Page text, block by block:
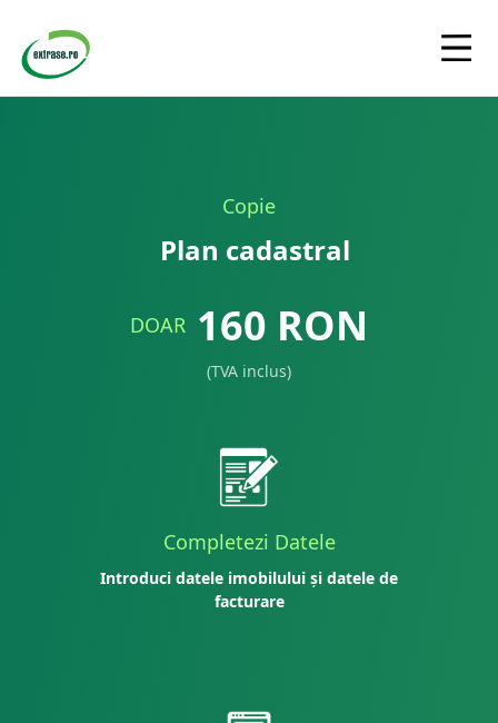
Copie
Plan cadastral
DOAR 160 RON
(TVA inclus)
Completezi Datele
Introduci datele imobilului și datele de
facturare